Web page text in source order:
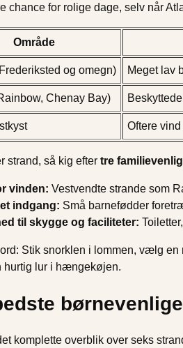
chance for rolige dage, selv når
Område
og omegn) Meget lav
Chenay Bay)
Oftere
strand, så kig efter tre
vinden: Vestvendte strande som
indgang: Små barnefødder
til skygge og faciliteter:
Stik snorklen i lommen, vælg
hurtig lur i hængekøjen.
komplette overblik over seks